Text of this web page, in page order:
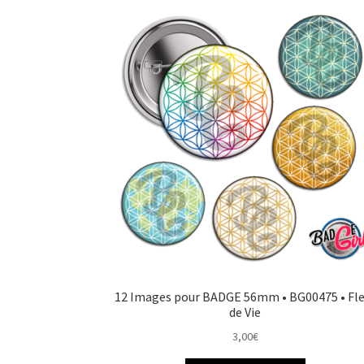
12 Images pour BADGE 56mm • BG00475 •
de Vie
3,00€